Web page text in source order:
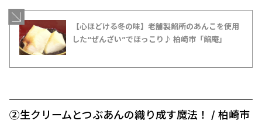
【心ほどける冬の味】老舗製餡所のあんこを使用
した“ぜんざい”でほっこり♪ 柏崎市「餡庵」
➁生クリームとつぶあんの織り成す魔法！ / 柏崎市